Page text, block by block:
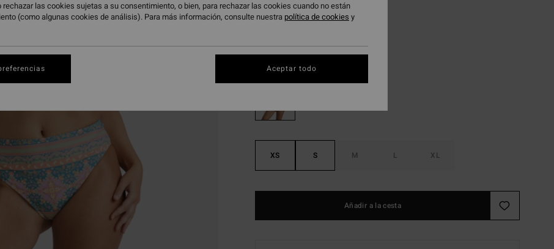
OFERTAS
DOBLE PROMO -25%
ColorMulti
XS S M L XL
Añadir a la cesta
las cookies sujetas a su consentimiento, o bien, para rechazar las cookies cuando no están
(como algunas cookies de análisis). Para más información, consulte nuestra política de cookies y
Aceptar todo